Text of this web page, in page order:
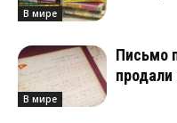
В мире
В мире
Письмо
продали